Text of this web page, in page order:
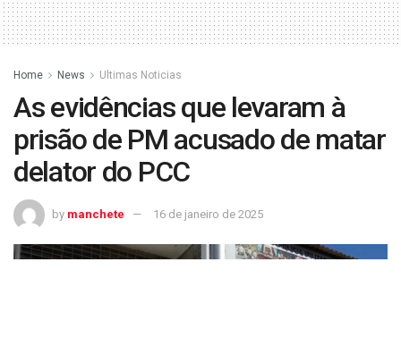
Home News Ultimas Noticias
As evidências que levaram à
prisão de PM acusado de matar
delator do PCC
by manchete 16 de janeiro de 2025